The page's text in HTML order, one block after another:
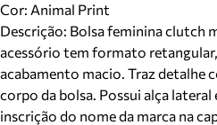
Cor: Animal Print
Descrição: Bolsa feminina clutch
acessório tem formato
acabamento macio. Traz detalhe
corpo da bolsa. Possui alça
inscrição do nome da marca na